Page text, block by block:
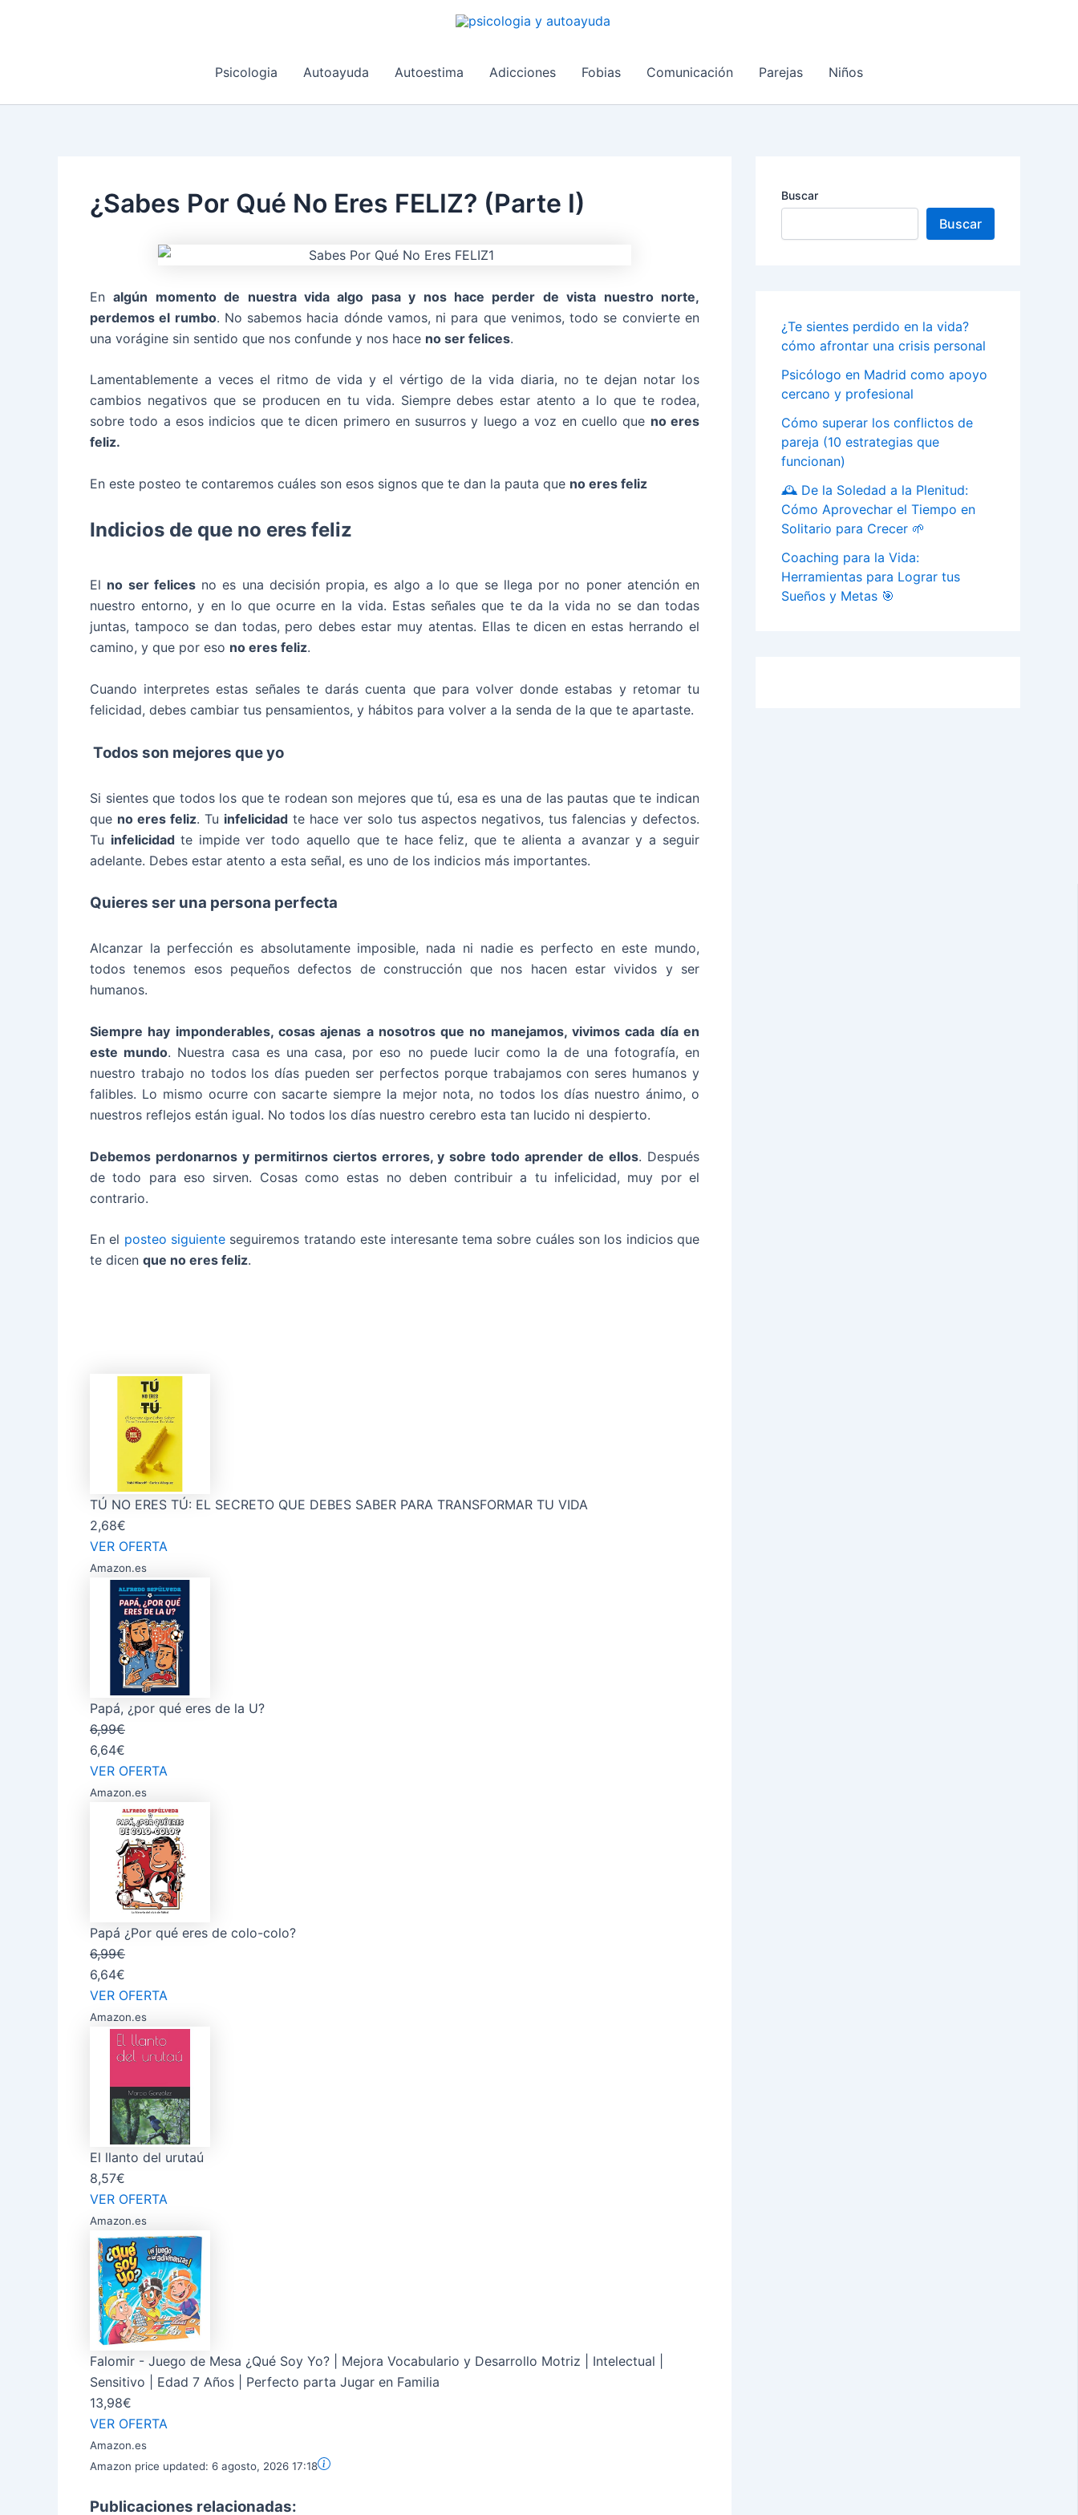
Psicologia
Autoayuda Autoestima Adicciones Fobias Comunicación Parejas Niños
¿Sabes Por Qué No Eres FELIZ? (Parte I)
Enalgún momento de nuestra vida algo pasa y nos hace perder de vista nuestro norte,
perdemos el rumbo. No sabemos hacia dónde vamos, ni para que venimos, todo se convierte en
una vorágine sin sentido que nos confunde y nos hace no ser felices.
Lamentablemente a veces el ritmo de vida y el vértigo de la vida diaria, no te dejan notar los
cambios negativos que se producen en tu vida. Siempre debes estar atento a lo que te rodea,
sobre todo a esos indicios que te dicen primero en susurros y luego a voz en cuello que no eres
feliz.
En este posteo te contaremos cuáles son esos signos que te dan la pauta que no eres feliz
Indicios de que no eres feliz
El no ser felicesno es una decisión propia, es algo a lo que se llega por no poner atención en
nuestro entorno, y en lo que ocurre en la vida. Estas señales que te da la vida no se dan todas
juntas, tampoco se dan todas, pero debes estar muy atentas. Ellas te dicen en estas herrando el
camino, y que por eso no eres feliz.
Cuando interpretes estas señales te darás cuenta que para volver donde estabas y retomar tu
felicidad, debes cambiar tus pensamientos, y hábitos para volver a la senda de la que te apartaste.
Todos son mejores que yo
Si sientes que todos los que te rodean son mejores que tú, esa es una de las pautas que te indican
que no eres feliz. Tu infelicidad te hace ver solo tus aspectos negativos, tus falencias y defectos.
Tu infelicidad te impide ver todo aquello que te hace feliz, que te alienta a avanzar y a seguir
adelante. Debes estar atento a esta señal, es uno de los indicios más importantes.
Quieres ser una persona perfecta
Alcanzar la perfección es absolutamente imposible, nada ni nadie es perfecto en este mundo,
todos tenemos esos pequeños defectos de construcción que nos hacen estar vividos y ser
humanos.
Siempre hay imponderables, cosas ajenas a nosotros que no manejamos, vivimos cada día en
este mundo. Nuestra casa es una casa, por eso no puede lucir como la de una fotografía, en
nuestro trabajo no todos los días pueden ser perfectos porque trabajamos con seres humanos y
falibles. Lo mismo ocurre con sacarte siempre la mejor nota, no todos los días nuestro ánimo, o
nuestros reflejos están igual. No todos los días nuestro cerebro esta tan lucido ni despierto.
Debemos perdonarnos y permitirnos ciertos errores, y sobre todo aprender de ellos. Después
de todo para eso sirven. Cosas como estas no deben contribuir a tu infelicidad, muy por el
contrario.
En el posteo siguiente seguiremos tratando este interesante tema sobre cuáles son los indicios que
te dicen que no eres feliz.
TÚ NO ERES TÚ: EL SECRETO QUE DEBES SABER PARA TRANSFORMAR TU VIDA
2,68€
VER OFERTA
Amazon.es
Papá, ¿por qué eres de la U?
6,99€
6,64€
VER OFERTA
Amazon.es
Papá ¿Por qué eres de colo-colo?
6,99€
6,64€
VER OFERTA
Amazon.es
El llanto del urutaú
8,57€
VER OFERTA
Amazon.es
Falomir - Juego de Mesa ¿Qué Soy Yo? | Mejora Vocabulario y Desarrollo Motriz | Intelectual |
Sensitivo | Edad 7 Años | Perfecto parta Jugar en Familia
13,98€
VER OFERTA
Amazon.es
Amazon price updated: 6 agosto, 2026 17:18
Publicaciones relacionadas:
Buscar
Buscar
¿Te sientes perdido en la vida?
cómo afrontar una crisis personal
Psicólogo en Madrid como apoyo
cercano y profesional
Cómo superar los conflictos de
pareja (10 estrategias que
funcionan)
🕰️ De la Soledad a la Plenitud:
Cómo Aprovechar el Tiempo en
Solitario para Crecer 🌱
Coaching para la Vida:
Herramientas para Lograr tus
Sueños y Metas 🎯